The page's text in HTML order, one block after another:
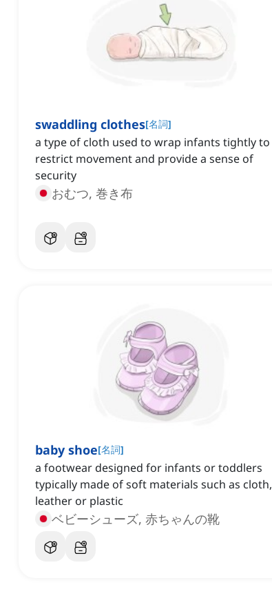
swaddling clothes[名詞]
a type of cloth used to wrap infants tightly to
restrict movement and provide a sense of
security
おむつ, 巻き布
baby shoe[名詞]
a footwear designed for infants or toddlers
typically made of soft materials such as cloth,
leather or plastic
ベビーシューズ, 赤ちゃんの靴